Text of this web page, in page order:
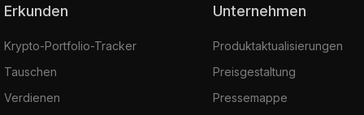
Erkunden
Krypto-Portfolio-Tracker
Tauschen
Verdienen
Unternehmen
Produktaktualisierungen
Preisgestaltung
Pressemappe